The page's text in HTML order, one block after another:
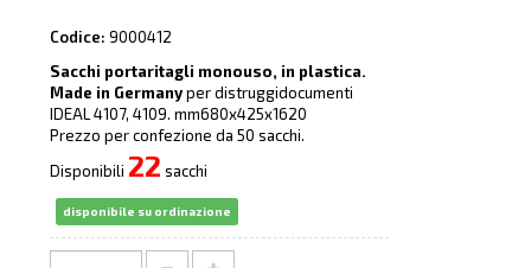
Codice: 9000412
Sacchi portaritagli monouso, in plastica.
Made in Germanyper distruggidocumenti
IDEAL 4107, 4109. mm680x425x1620
Prezzo per confezione da 50 sacchi.
Disponibili 22 sacchi
disponibile su ordinazione